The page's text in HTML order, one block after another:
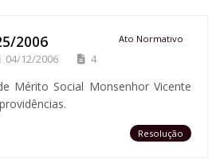
2006 Ato Normativo
04/12/2006 4
Mérito Social Monsenhor Vicente
Resolução